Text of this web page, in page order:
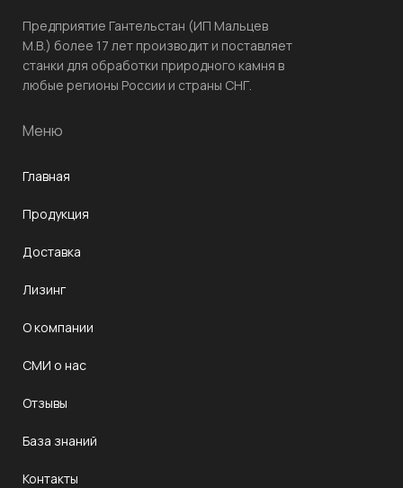
Предприятие Гантельстан (ИП Мальцев
М.В.) более 17 лет производит и поставляет
станки для обработки природного камня в
любые регионы России и страны СНГ.
Меню
Главная
Продукция
Доставка
Лизинг
О компании
СМИ о нас
Отзывы
База знаний
Контакты